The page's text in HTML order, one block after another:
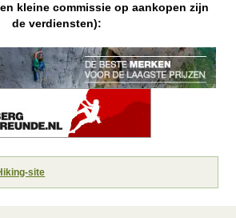
kleine commissie op aankopen zijn
de verdiensten):
site